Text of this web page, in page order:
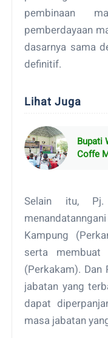
pembinaan
pemberdayaan
dasarnya sama
definitif.
Lihat Juga
Bupati
Coffe
Selain itu, Pj.
Kampung
serta membuat
(Perkakam). Dan
jabatan yang
dapat
masa jabatan